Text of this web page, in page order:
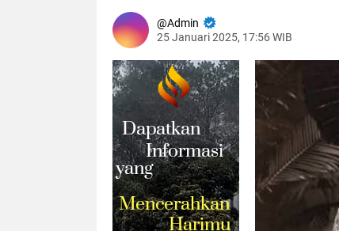
Admin
25 Januari 2025, 17:56 WIB